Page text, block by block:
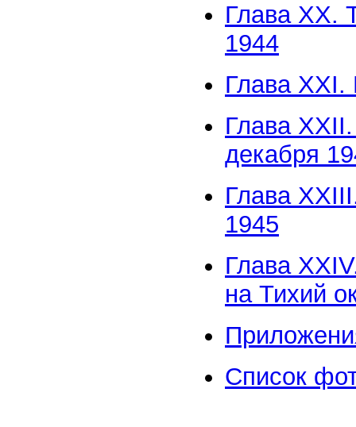
Глава XX.
1944
Глава XXI.
Глава
декабря
Глава
1945
Глава
на Тихий
Список